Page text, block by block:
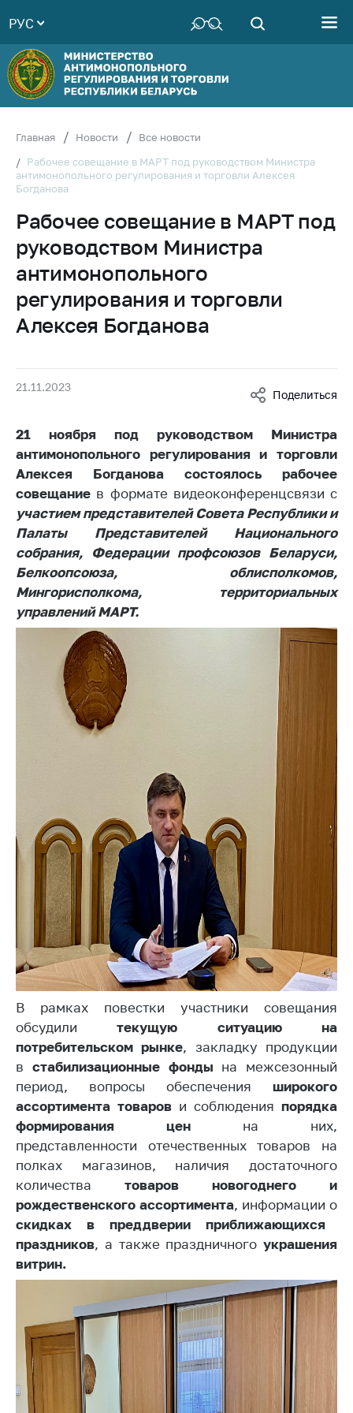
Руководство
Структура
Министерства
Территориальные
Законодательство
деятельность
Общественно-
консультативный
совет
Соискателям
универсальная
Общественная
жизнь
Идеологическая
работа
Официальные
геральдические
символы
5 лет МАРТ
Деятельность
Ценовая политика
Антимонопольное
регулирование и
конкуренция
Торговля и услуги
контроль закупок
потребителей
Регулирование
рекламной
деятельности
Международное
сотрудничество
Применение мер
нетарифного
регулирования
Биржевая торговля
Выставочная
деятельность в
Республике
Беларусь
Защита
персональных
данных
Новости
Обратиться в МАРТ
Личный прием
граждан и юр. лиц
Прямaя телефоннaя
линия
Горячая линия
Электронные
обращения
РУС
Главная Новости
Все новости
Рабочее совещание в МАРТ под руководством Министра
антимонопольного регулирования и торговли Алексея
Богданова
Рабочее совещание в МАРТ под
руководством Министра
антимонопольного
регулирования и торговли
Алексея Богданова
21.11.2023
Поделиться
21 ноября под руководством Министра
антимонопольного регулирования и торговли
Алексея Богданова состоялось рабочее
совещание в формате видеоконференцсвязи с
участием представителей Совета Республики и
Палаты Представителей Национального
собрания, Федерации профсоюзов Беларуси,
Белкоопсоюза, облисполкомов,
Мингорисполкома, территориальных
управлений МАРТ.
В рамках повестки участники совещания
обсудилитекущую ситуацию на
потребительском рынке, закладку продукции
в стабилизационные фонды на межсезонный
период, вопросы обеспечения широкого
ассортимента товаров и соблюдения порядка
формирования цен на них,
представленности отечественных товаров на
полках магазинов, наличия достаточного
количества товаров новогоднего и
рождественского ассортимента, информации о
скидках в преддверии приближающихся
праздников, а также праздничного украшения
витрин.